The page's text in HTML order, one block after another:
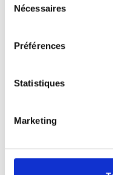
Nécessaires
Préférences
Statistiques
Marketing
NotreTurny
pivotante
similaire à celle du
filaire ou de votre